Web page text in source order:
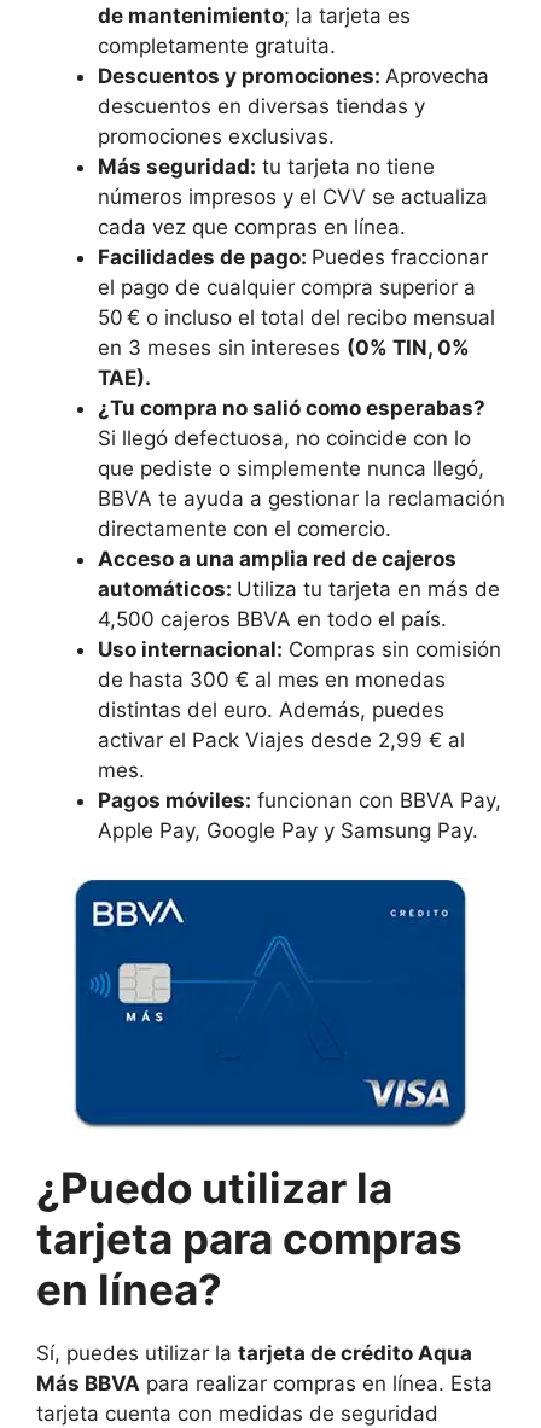
de mantenimiento; la tarjeta es
completamente gratuita.
Descuentos y promociones: Aprovecha
descuentos en diversas tiendas y
promociones exclusivas.
Más seguridad: tu tarjeta no tiene
números impresos y el CVV se actualiza
cada vez que compras en línea.
Facilidades de pago: Puedes fraccionar
el pago de cualquier compra superior a
50 € o incluso el total del recibo mensual
en 3 meses sin intereses (0% TIN, 0%
TAE).
¿Tu compra no salió como esperabas?
Si llegó defectuosa, no coincide con lo
que pediste o simplemente nunca llegó,
BBVA te ayuda a gestionar la reclamación
directamente con el comercio.
Acceso a una amplia red de cajeros
automáticos: Utiliza tu tarjeta en más de
4,500 cajeros BBVA en todo el país.
Uso internacional: Compras sin comisión
de hasta 300 € al mes en monedas
distintas del euro. Además, puedes
activar el Pack Viajes desde 2,99 € al
mes.
Pagos móviles: funcionan con BBVA Pay,
Apple Pay, Google Pay y Samsung Pay.
¿Puedo utilizar la
tarjeta para compras
en línea?
Sí, puedes utilizar la tarjeta de crédito Aqua
Más BBVA para realizar compras en línea. Esta
tarjeta cuenta con medidas de seguridad